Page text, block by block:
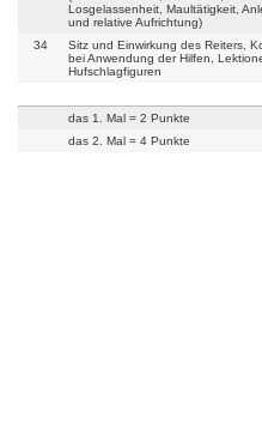
Losgelassenheit, Maultätigkeit,
und relative Aufrichtung)
34
Sitz und Einwirkung des Reiters,
bei Anwendung der Hilfen,
Hufschlagfiguren
das 1. Mal = 2 Punkte
das 2. Mal = 4 Punkte